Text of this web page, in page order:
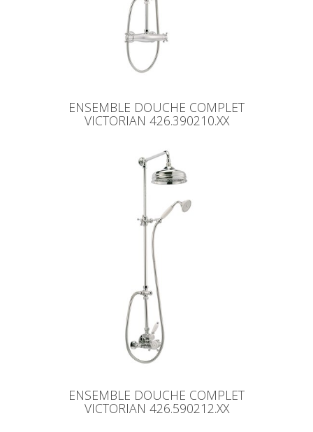
ENSEMBLE DOUCHE COMPLET
VICTORIAN 426.390210.XX
ENSEMBLE DOUCHE COMPLET
VICTORIAN 426.590212.XX